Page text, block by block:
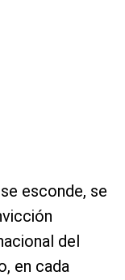
esconde, se
del
en cada